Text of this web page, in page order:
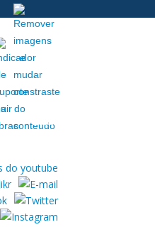
Extranet